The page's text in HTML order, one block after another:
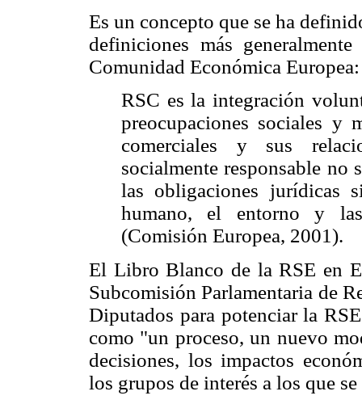
Es un concepto que se ha
definiciones más
Comunidad Económica Europea:
RSC es la integración
preocupaciones sociales y
comerciales y sus
socialmente responsable
las obligaciones jurídicas
humano, el entorno y
(Comisión Europea, 2001).
El Libro Blanco de la RSE en
Subcomisión Parlamentaria de
Diputados para potenciar la
como "un proceso, un nuevo
decisiones, los impactos
los grupos de interés a los que